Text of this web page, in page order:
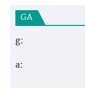
GA
g:
a: